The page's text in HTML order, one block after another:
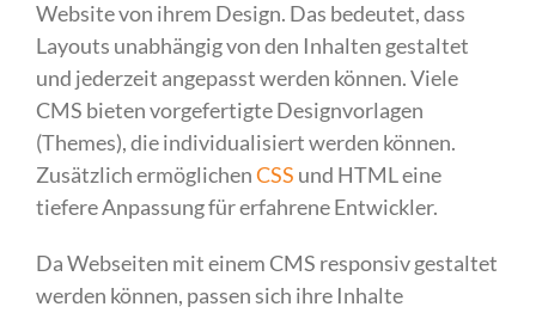
Website von ihrem Design. Das bedeutet, dass
Layouts unabhängig von den Inhalten gestaltet
und jederzeit angepasst werden können. Viele
CMS bieten vorgefertigte Designvorlagen
(Themes), die individualisiert werden können.
Zusätzlich ermöglichenCSS und HTML eine
tiefere Anpassung für erfahrene Entwickler.
Da Webseiten mit einem CMS responsiv gestaltet
werden können, passen sich ihre Inhalte